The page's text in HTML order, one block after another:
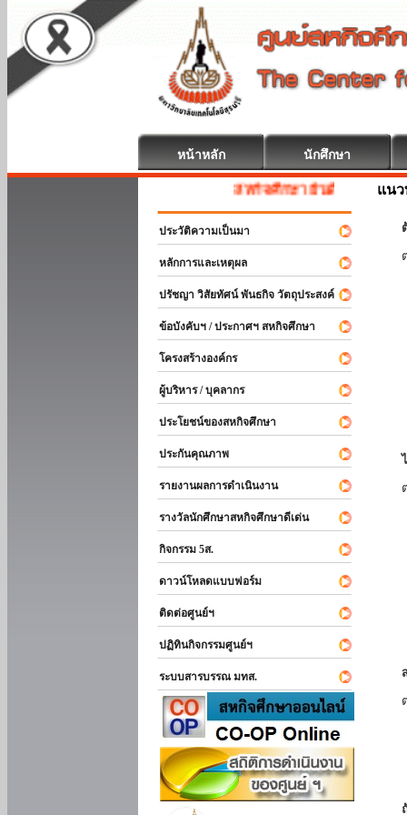
หน้าหลัก นักศึกษา
สหกิจศึกษา ยินดีต้อนรับ
ประวัติความเป็นมา
หลักการและเหตุผล
ปรัชญา วิสัยทัศน์ พันธกิจ วัตถุประสงค์
ข้อบังคับฯ / ประกาศฯ สหกิจศึกษา
โครงสร้างองค์กร
ผู้บริหาร / บุคลากร
ประโยชน์ของสหกิจศึกษา
ประกันคุณภาพ
รายงานผลการดำเนินงาน
รางวัลนักศึกษาสหกิจศึกษาดีเด่น
กิจกรรม 5ส.
ดาวน์โหลดแบบฟอร์ม
ติดต่อศูนย์ฯ
ปฏิทินกิจกรรมศูนย์ฯ
ระบบสารบรรณ มทส.
แน